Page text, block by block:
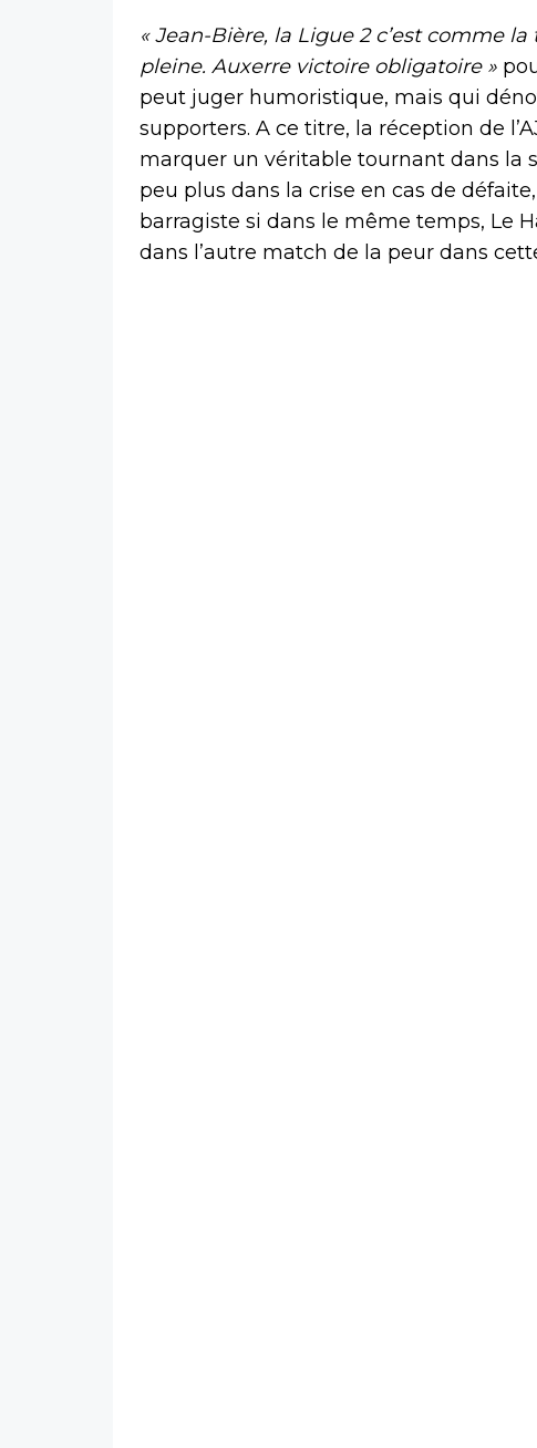
« Jean-Bière, la Ligue 2 c’est comme
pleine. Auxerre victoire obligatoire »
peut juger humoristique, mais qui
supporters. A ce titre, la réception de
marquer un véritable tournant dans la
peu plus dans la crise en cas de
barragiste si dans le même temps, Le
dans l’autre match de la peur dans